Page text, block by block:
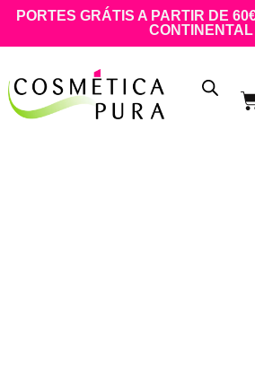
PORTES GRÁTIS A PARTIR DE
CONTINENTAL